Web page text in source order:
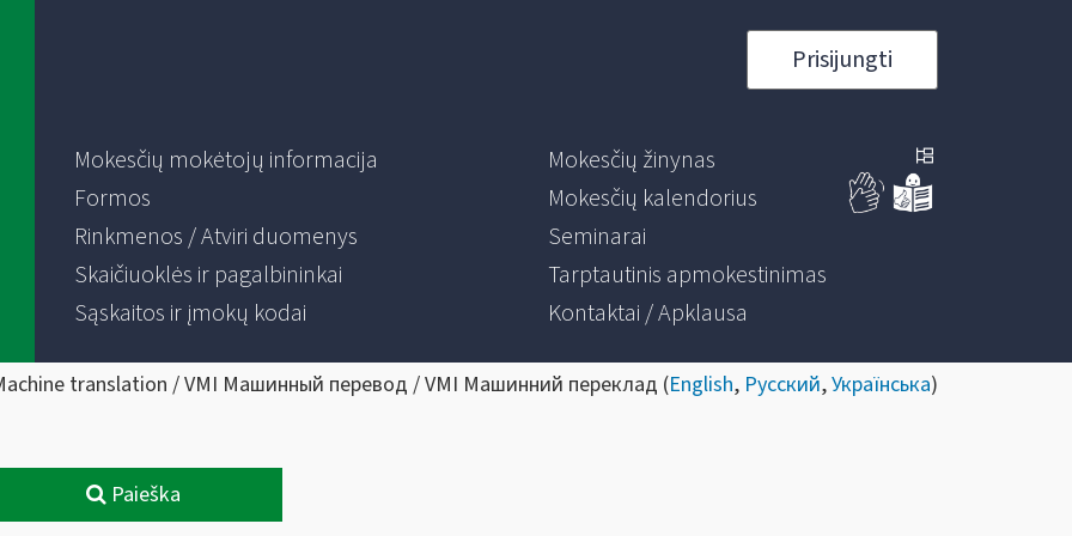
Prisijungti
Mokesčių mokėtojų informacija
Formos
Rinkmenos / Atviri duomenys
Skaičiuoklės ir pagalbininkai
Sąskaitos ir įmokų kodai
Mokesčių žinynas
Mokesčių kalendorius
Seminarai
Tarptautinis apmokestinimas
Kontaktai / Apklausa
translation / VMI Машинный перевод / VMI Машинний переклад (English, Русский,Українська)
Paieška